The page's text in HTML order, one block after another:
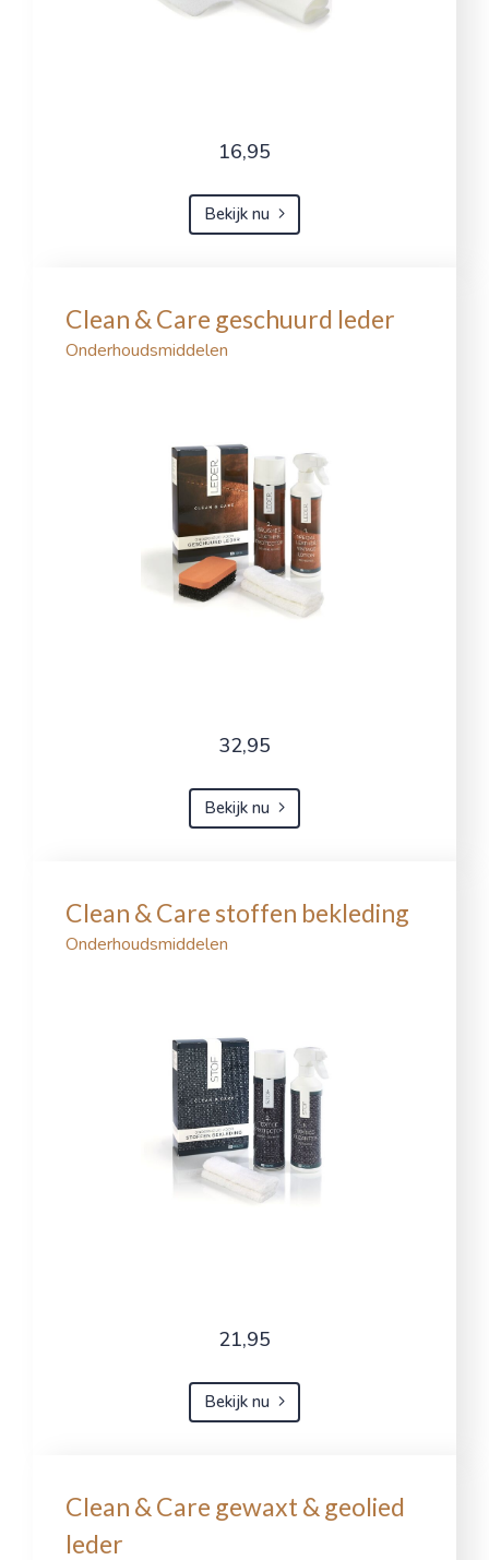
16,95
Bekijk nu
Clean & Care geschuurd leder
Onderhoudsmiddelen
32,95
Bekijk nu
Clean & Care stoffen bekleding
Onderhoudsmiddelen
21,95
Bekijk nu
Clean & Care gewaxt & geolied
leder